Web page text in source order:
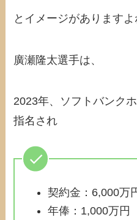
とイメージがありますよ
廣瀬隆太選手は、
2023年、ソフトバンク
指名され
契約金：6,000万
年俸：1,000万円